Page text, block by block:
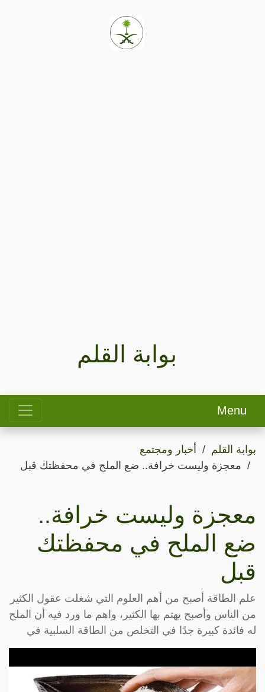
بوابة القلم
Menu
بوابة القلم
أخبار ومجتمع
معجزة وليست خرافة.. ضع الملح في محفظتك قبل
معجزة وليست خرافة..
ضع الملح في محفظتك
قبل
علم الطاقة أصبح من أهم العلوم التي شغلت عقول الكثير
من الناس وأصبح يهتم بها الكثير، واهم ما ورد فيه أن الملح
له فائدة كبيرة جدًا في التخلص من الطاقة السلبية في